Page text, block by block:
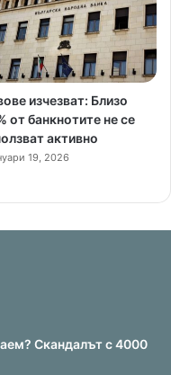
изчезват: Близо
от банкнотите не се
активно
19, 2026
Скандалът с 4000